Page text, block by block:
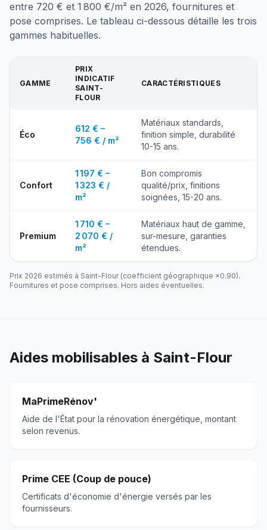
entre 720 € et 1 800 €/m² en 2026, fournitures et
pose comprises. Le tableau ci-dessous détaille les trois
gammes habituelles.
GAMME
PRIX
INDICATIF
SAINT-
FLOUR
CARACTÉRISTIQUES
Éco
612 € –
756 € / m²
Matériaux standards,
finition simple, durabilité
10-15 ans.
Confort
1 197 € –
1 323 € /
m²
Bon compromis
qualité/prix, finitions
soignées, 15-20 ans.
Premium
1 710 € –
2 070 € /
m²
Matériaux haut de gamme,
sur-mesure, garanties
étendues.
Prix 2026 estimés à Saint-Flour(coefficient géographique ×0.90).
Fournitures et pose comprises. Hors aides éventuelles.
Aides mobilisables à Saint-Flour
MaPrimeRénov'
Aide de l'État pour la rénovation énergétique, montant
selon revenus.
Prime CEE (Coup de pouce)
Certificats d'économie d'énergie versés par les
fournisseurs.